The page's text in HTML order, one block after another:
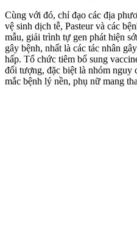
Cùng với đó, chỉ đạo các địa
vệ sinh dịch tễ, Pasteur và các
mẫu, giải trình tự gen phát hiện
gây bệnh, nhất là các tác nhân
hấp. Tổ chức tiêm bổ sung
đối tượng, đặc biệt là nhóm
mắc bệnh lý nền, phụ nữ mang